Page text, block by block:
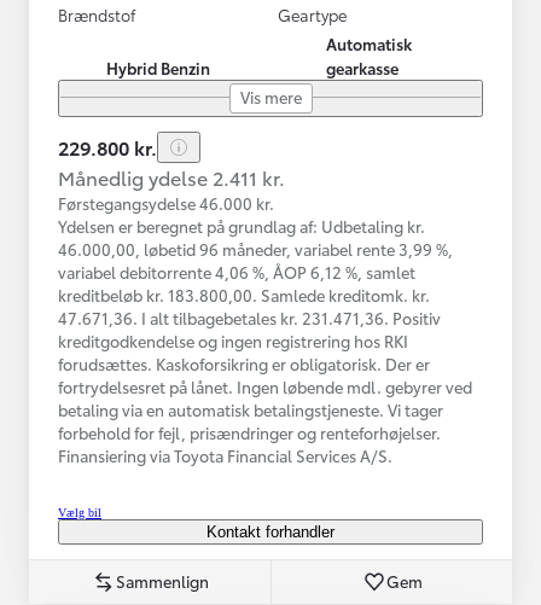
Brændstof
Hybrid Benzin
Geartype
Automatisk
gearkasse
Vis mere
229.800 kr.
Månedlig ydelse 2.411 kr.
Førstegangsydelse 46.000 kr.
Ydelsen er beregnet på grundlag af: Udbetaling kr.
46.000,00, løbetid 96 måneder, variabel rente 3,99 %,
variabel debitorrente 4,06 %, ÅOP 6,12 %, samlet
kreditbeløb kr. 183.800,00. Samlede kreditomk. kr.
47.671,36. I alt tilbagebetales kr. 231.471,36. Positiv
kreditgodkendelse og ingen registrering hos RKI
forudsættes. Kaskoforsikring er obligatorisk. Der er
fortrydelsesret på lånet. Ingen løbende mdl. gebyrer ved
betaling via en automatisk betalingstjeneste. Vi tager
forbehold for fejl, prisændringer og renteforhøjelser.
Finansiering via Toyota Financial Services A/S.
Vælg bil
Kontakt forhandler
Sammenlign Gem